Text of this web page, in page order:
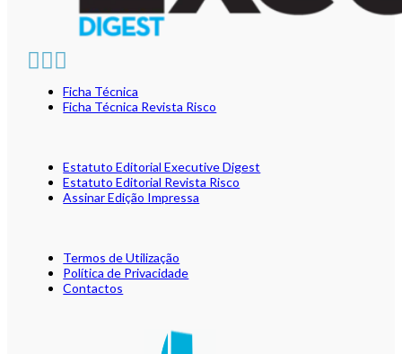
Ficha Técnica
Ficha Técnica Revista Risco
Estatuto Editorial Executive Digest
Estatuto Editorial Revista Risco
Assinar Edição Impressa
Termos de Utilização
Política de Privacidade
Contactos